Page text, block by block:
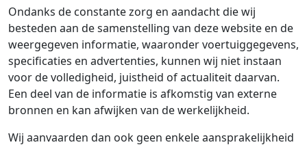
Ondanks de constante zorg en aandacht die wij
besteden aan de samenstelling van deze website en de
weergegeven informatie, waaronder voertuiggegevens,
specificaties en advertenties, kunnen wij niet instaan
voor de volledigheid, juistheid of actualiteit daarvan.
Een deel van de informatie is afkomstig van externe
bronnen en kan afwijken van de werkelijkheid.
Wij aanvaarden dan ook geen enkele aansprakelijkheid